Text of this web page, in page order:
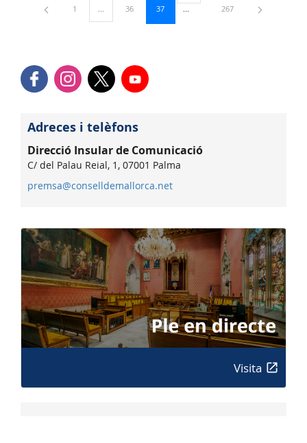
Pàgina
1 ...Pàgines intermèdies Utilitzeu TAB per navegar.
Pàgina
36 Pàgina
37
Pàgina
267
Adreces i telèfons
Direcció Insular de Comunicació
C/ del Palau Reial, 1, 07001 Palma
premsa@conselldemallorca.net
Visita